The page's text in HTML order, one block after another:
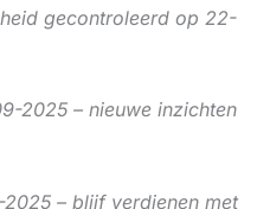
gecontroleerd op 22-
2025 – nieuwe inzichten
– blijf verdienen met